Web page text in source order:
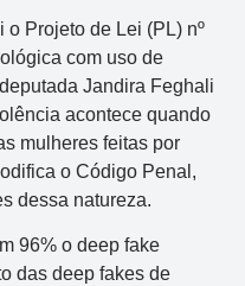
Projeto de Lei (PL) nº
com uso de
Jandira Feghali
acontece quando
mulheres feitas por
o Código Penal,
dessa natureza.
96% o deep fake
das deep fakes de